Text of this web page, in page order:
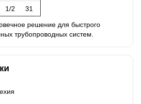
1/2 31
решение для быстрого
трубопроводных систем.